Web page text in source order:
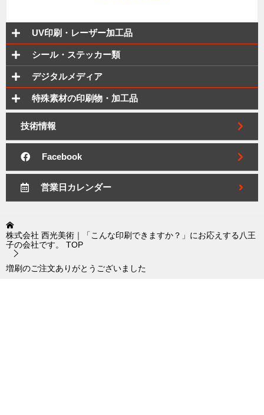
UV印刷・レーザー加工品
シール・ステッカー類
デジタルメディア
特殊素材の印刷物・加工品
技術情報
Facebook
営業日カレンダー
株式会社 西光美術｜「こんな印刷できますか？」にお応えする八王
子の会社です。
TOP
増刷のご注文ありがとうございました